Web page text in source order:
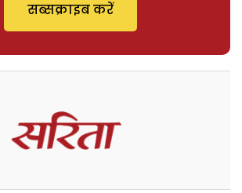
सब्सक्राइब करें